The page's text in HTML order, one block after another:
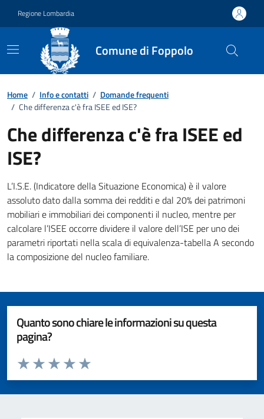
Regione Lombardia
Comune di Foppolo
Dettagli FAQ
Home / Info e contatti / Domande frequenti
/ Che differenza c'è fra ISEE ed ISE?
Che differenza c'è fra ISEE ed
ISE?
L’I.S.E. (Indicatore della Situazione Economica) è il valore
assoluto dato dalla somma dei redditi e dal 20% dei patrimoni
mobiliari e immobiliari dei componenti il nucleo, mentre per
calcolare l’ISEE occorre dividere il valore dell’ISE per uno dei
parametri riportati nella scala di equivalenza-tabella A secondo
la composizione del nucleo familiare.
Quanto sono chiare le informazioni su questa
pagina?
Valuta da 1 a 5 stelle la pagina
Valuta 5 stelle su 5
Valuta 4 stelle su 5
Valuta 3 stelle su 5
Valuta 2 stelle su 5
Valuta 1 stelle su 5